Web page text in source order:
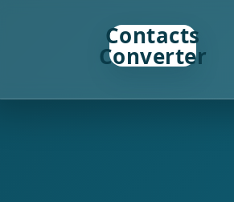
Contacts
Converter